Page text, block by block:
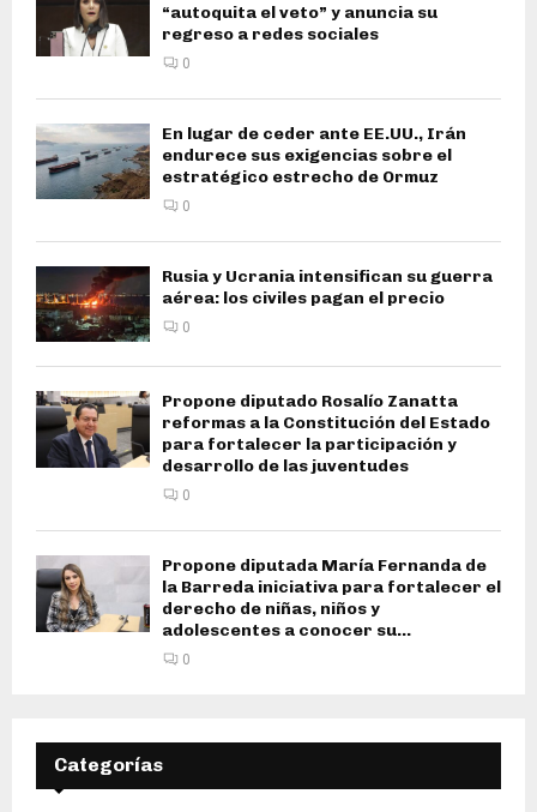
“autoquita el veto” y anuncia su
regreso a redes sociales
0
En lugar de ceder ante EE.UU., Irán
endurece sus exigencias sobre el
estratégico estrecho de Ormuz
0
Rusia y Ucrania intensifican su guerra
aérea: los civiles pagan el precio
0
Propone diputado Rosalío Zanatta
reformas a la Constitución del Estado
para fortalecer la participación y
desarrollo de las juventudes
0
Propone diputada María Fernanda de
la Barreda iniciativa para fortalecer el
derecho de niñas, niños y
adolescentes a conocer su...
0
Categorías